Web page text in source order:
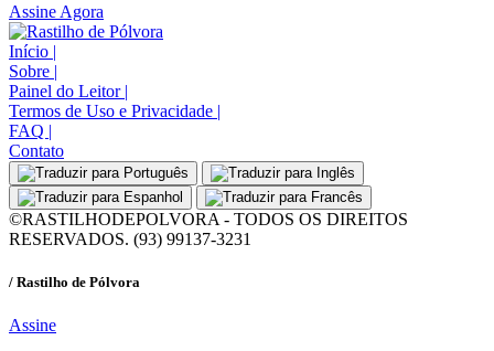
Assine Agora
Início |
Sobre |
Painel do Leitor |
Termos de Uso e Privacidade |
FAQ |
Contato
©RASTILHODEPOLVORA - TODOS OS DIREITOS
RESERVADOS. (93) 99137-3231
/ Rastilho de Pólvora
Assine